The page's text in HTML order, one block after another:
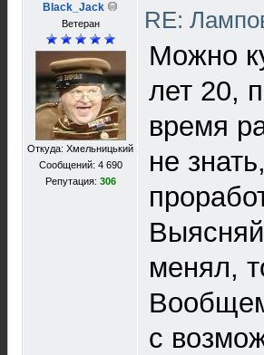
Black_Jack
Ветеран
Откуда: Хмельницький
Сообщений: 4 690
Репутация: 306
RE:
Можно
лет 20,
время
не
менял,
с